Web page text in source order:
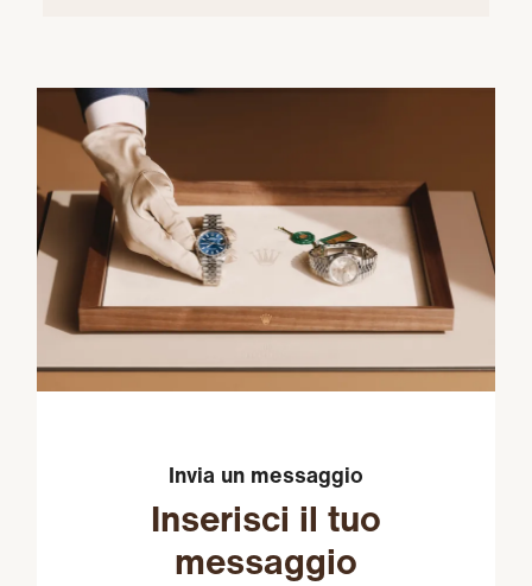
Invia un messaggio
Inserisci il tuo
messaggio